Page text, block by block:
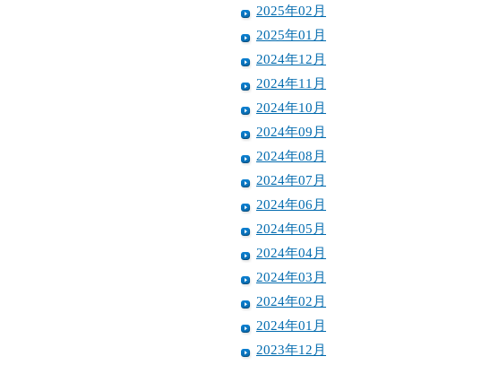
2025年02月
2025年01月
2024年12月
2024年11月
2024年10月
2024年09月
2024年08月
2024年07月
2024年06月
2024年05月
2024年04月
2024年03月
2024年02月
2024年01月
2023年12月